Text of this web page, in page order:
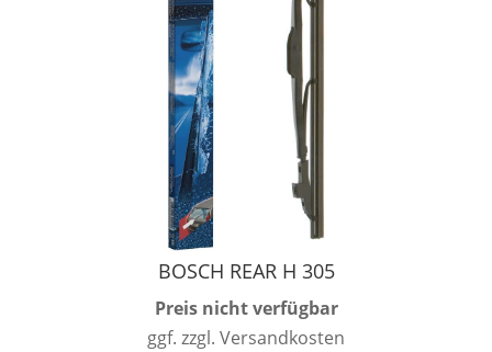
BOSCH REAR H 305
Preis nicht verfügbar
ggf. zzgl. Versandkosten